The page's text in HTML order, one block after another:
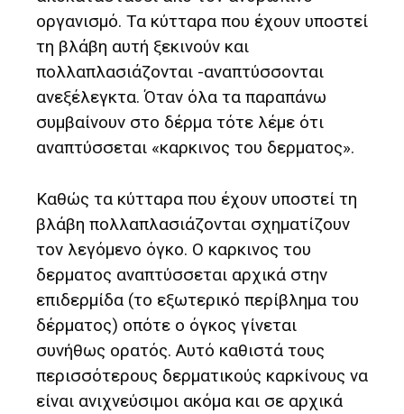
οργανισμό. Τα κύτταρα που έχουν υποστεί
τη βλάβη αυτή ξεκινούν και
πολλαπλασιάζονται -αναπτύσσονται
ανεξέλεγκτα. Όταν όλα τα παραπάνω
συμβαίνουν στο δέρμα τότε λέμε ότι
αναπτύσσεται «καρκινος του δερματος».
Καθώς τα κύτταρα που έχουν υποστεί τη
βλάβη πολλαπλασιάζονται σχηματίζουν
τον λεγόμενο όγκο. Ο καρκινος του
δερματος αναπτύσσεται αρχικά στην
επιδερμίδα (το εξωτερικό περίβλημα του
δέρματος) οπότε ο όγκος γίνεται
συνήθως ορατός. Αυτό καθιστά τους
περισσότερους δερματικούς καρκίνους να
είναι ανιχνεύσιμοι ακόμα και σε αρχικά